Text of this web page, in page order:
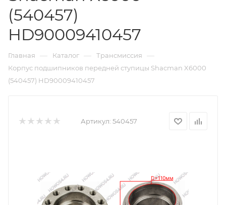
(540457)
HD90009410457
Главная — Каталог — Трансмиссия —
Корпус подшипников передней ступицы Shacman X6000
(540457) HD90009410457
Артикул: 540457